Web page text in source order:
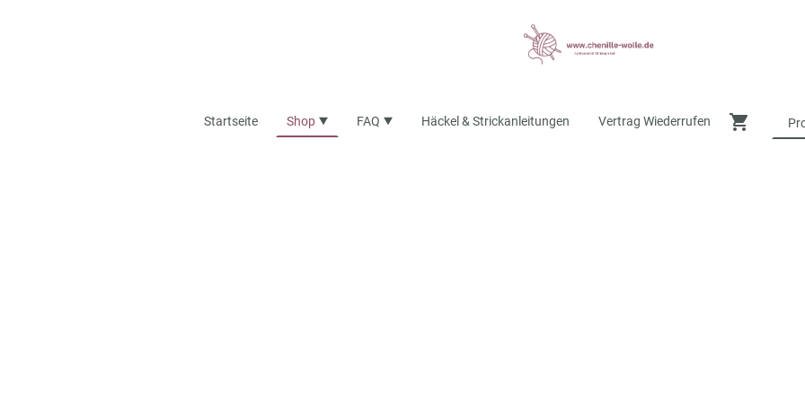
Startseite Shop FAQ Häckel & Strickanleitungen Vertrag Wiederrufen